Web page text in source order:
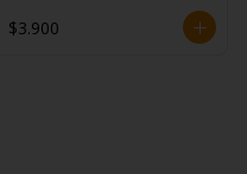
$3.900